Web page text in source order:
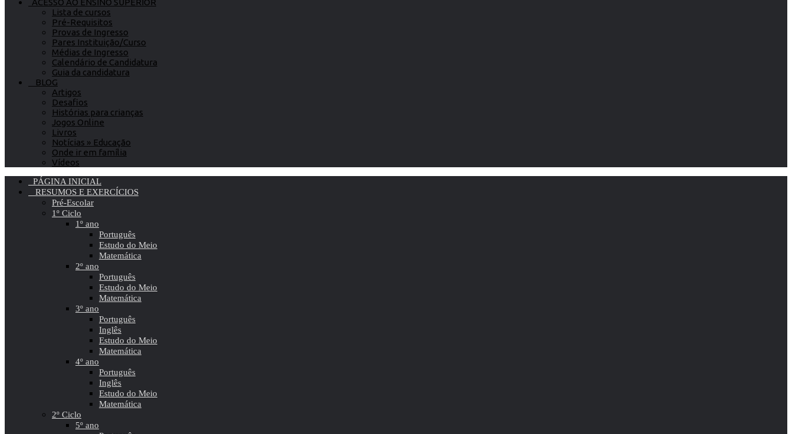
ACESSO AO ENSINO SUPERIOR
Lista de cursos
Pré-Requisitos
Provas de Ingresso
Pares Instituição/Curso
Médias de Ingresso
Calendário de Candidatura
Guia da candidatura
BLOG
Artigos
Desafios
Histórias para crianças
Jogos Online
Livros
Notícias » Educação
Onde ir em família
Vídeos
PÁGINA INICIAL
RESUMOS E EXERCÍCIOS
Pré-Escolar
1º Ciclo
1º ano
Português
Estudo do Meio
Matemática
2º ano
Português
Estudo do Meio
Matemática
3º ano
Português
Inglês
Estudo do Meio
Matemática
4º ano
Português
Inglês
Estudo do Meio
Matemática
2º Ciclo
5º ano